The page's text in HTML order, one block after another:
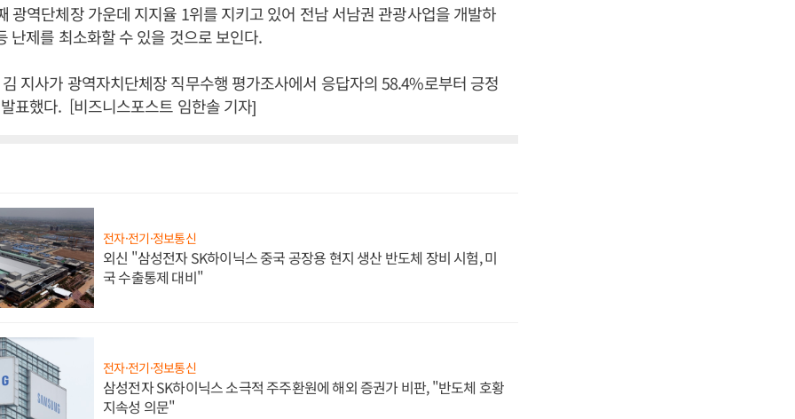
광역단체장 가운데 지지율 1위를 지키고 있어 전남 서남권 관광사업을 개발하
난제를 최소화할 수 있을 것으로 보인다.
지사가 광역자치단체장 직무수행 평가조사에서 응답자의 58.4%로부터 긍정
표했다. [비즈니스포스트 임한솔 기자]
전자·전기·정보통신
외신 "삼성전자 SK하이닉스 중국 공장용 현지 생산 반도체 장비 시험, 미
국 수출통제 대비"
전자·전기·정보통신
삼성전자 SK하이닉스 소극적 주주환원에 해외 증권가 비판, "반도체 호황
지속성 의문"